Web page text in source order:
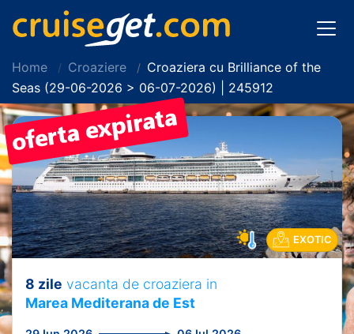
Home Croaziere
Croaziera cu Brilliance of the
Seas (29-06-2026 > 06-07-2026) | 245912
EXOTIC
8 zile vacanta de croaziera in
Marea Mediterana de Est